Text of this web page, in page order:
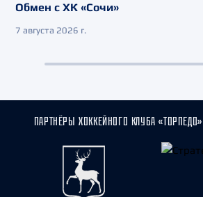
Обмен с ХК «Сочи»
7 августа 2026 г.
ПАРТНЁРЫ ХОККЕЙНОГО КЛУБА